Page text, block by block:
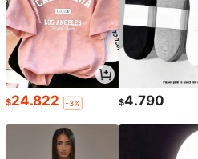
$24.822 -3% $4.790